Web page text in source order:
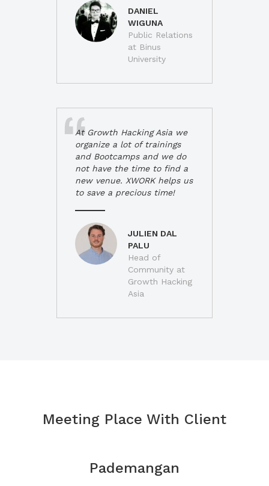
DANIEL
WIGUNA
Public Relations
at Binus
University
At Growth Hacking Asia we
organize a lot of trainings
and Bootcamps and we do
not have the time to find a
new venue. XWORK helps us
to save a precious time!
JULIEN DAL
PALU
Head of
Community at
Growth Hacking
Asia
Meeting Place With Client
Pademangan